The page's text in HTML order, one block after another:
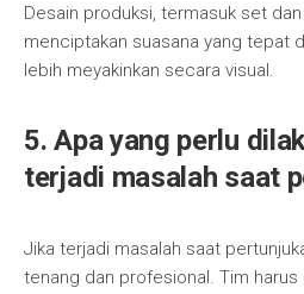
Desain produksi, termasuk set
menciptakan suasana yang tepat
lebih meyakinkan secara visual.
5. Apa yang perlu
terjadi masalah saat
Jika terjadi masalah saat
tenang dan profesional. Tim harus